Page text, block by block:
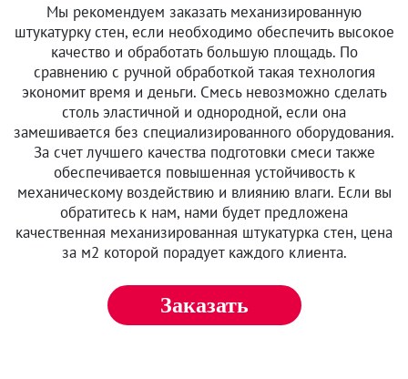
Мы рекомендуем заказать механизированную
штукатурку стен, если необходимо обеспечить высокое
качество и обработать большую площадь. По
сравнению с ручной обработкой такая технология
экономит время и деньги. Смесь невозможно сделать
столь эластичной и однородной, если она
замешивается без специализированного оборудования.
За счет лучшего качества подготовки смеси также
обеспечивается повышенная устойчивость к
механическому воздействию и влиянию влаги. Если вы
обратитесь к нам, нами будет предложена
качественная механизированная штукатурка стен, цена
за м2 которой порадует каждого клиента.
Заказать